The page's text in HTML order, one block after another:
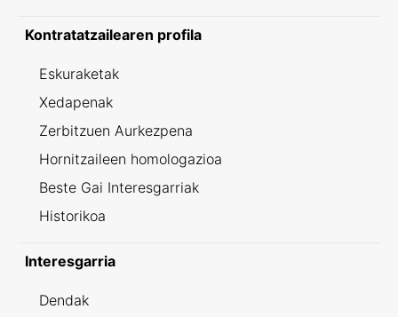
Kontratatzailearen profila
Eskuraketak
Xedapenak
Zerbitzuen Aurkezpena
Hornitzaileen homologazioa
Beste Gai Interesgarriak
Historikoa
Interesgarria
Dendak